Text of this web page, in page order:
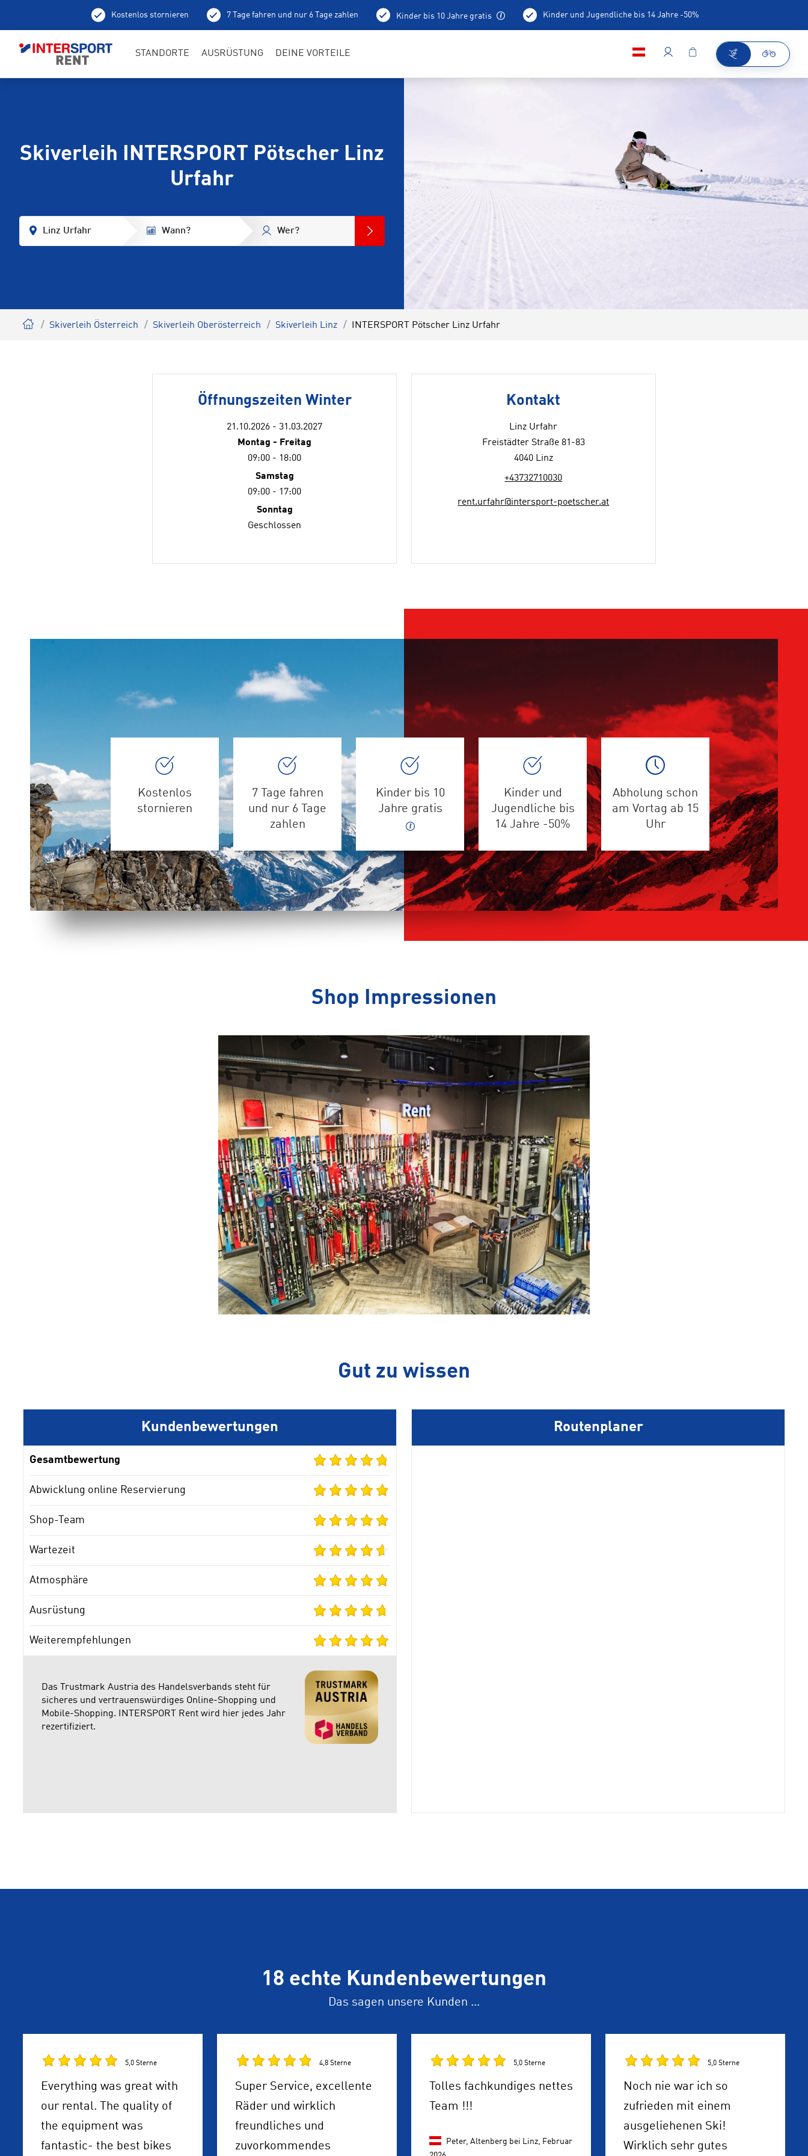
Kostenlos stornieren 7 Tage fahren und nur 6 Tage zahlen Kinder bis 10 Jahre gratis Kinder und Jugendliche bis 14 Jahre -50%
STANDORTE AUSRÜSTUNG DEINE VORTEILE
Skiverleih INTERSPORT Pötscher Linz
Urfahr
Linz Urfahr Wann? Wer?
Skiverleih Österreich Skiverleih Oberösterreich Skiverleih Linz INTERSPORT Pötscher Linz Urfahr
Öffnungszeiten Winter
21.10.2026 - 31.03.2027
Montag - Freitag
09:00 - 18:00
Samstag
09:00 - 17:00
Sonntag
Geschlossen
Kontakt
Linz Urfahr
Freistädter Straße 81-83
4040 Linz
+43732710030
rent.urfahr@intersport-poetscher.at
Kostenlos
stornieren
7 Tage fahren
und nur 6 Tage
zahlen
Kinder bis 10
Jahre gratis
Kinder und
Jugendliche bis
14 Jahre -50%
Abholung schon
am Vortag ab 15
Uhr
Shop Impressionen
Gut zu wissen
Kundenbewertungen
Gesamtbewertung
Abwicklung online Reservierung
Shop-Team
Wartezeit
Atmosphäre
Ausrüstung
Weiterempfehlungen
Das Trustmark Austria des Handelsverbands steht für
sicheres und vertrauenswürdiges Online-Shopping und
Mobile-Shopping. INTERSPORT Rent wird hier jedes Jahr
rezertifiziert.
Routenplaner
18 echte Kundenbewertungen
Das sagen unsere Kunden ...
5,0 Sterne
Everything was great with
our rental. The quality of
the equipment was
fantastic- the best bikes
4,8 Sterne
Super Service, excellente
Räder und wirklich
freundliches und
zuvorkommendes
5,0 Sterne
Tolles fachkundiges nettes
Team !!!
Peter, Altenberg bei Linz,
Februar
5,0 Sterne
Noch nie war ich so
zufrieden mit einem
ausgeliehenen Ski!
Wirklich sehr gutes